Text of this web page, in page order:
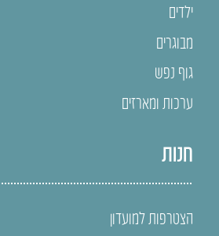
ילדים
מבוגרים
גוף נפש
ערכות ומארזים
חנות
הצטרפות למועדון